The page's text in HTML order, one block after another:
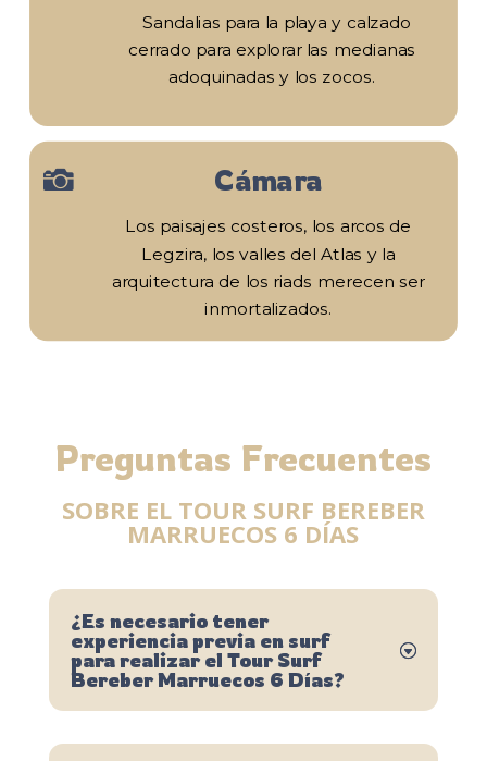
Sandalias para la playa y calzado
cerrado para explorar las medianas
adoquinadas y los zocos.
 Cámara
Los paisajes costeros, los arcos de
Legzira, los valles del Atlas y la
arquitectura de los riads merecen ser
inmortalizados.
Preguntas Frecuentes
SOBRE EL TOUR SURF BEREBER
MARRUECOS 6 DÍAS
¿Es necesario tener
experiencia previa en surf
para realizar el Tour Surf
Bereber Marruecos 6 Días?